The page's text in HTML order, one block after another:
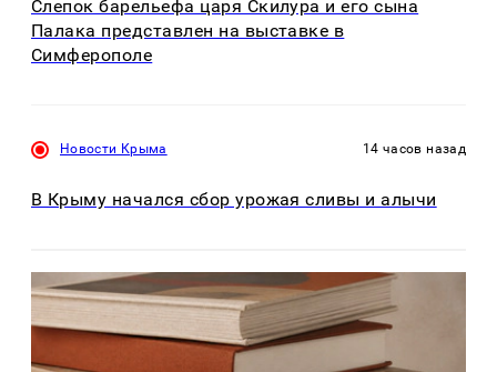
Слепок барельефа царя Скилура и его сына
Палака представлен на выставке в
Симферополе
Новости Крыма 14 часов назад
В Крыму начался сбор урожая сливы и алычи